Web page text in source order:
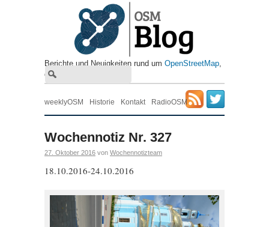
Berichte und Neuigkeiten rund um OpenStreetMap
die freie Wiki-Weltkarte
weeklyOSM Historie Kontakt RadioOSM
Wochennotiz Nr. 327
27. Oktober 2016 von Wochennotizteam
18.10.2016-24.10.2016